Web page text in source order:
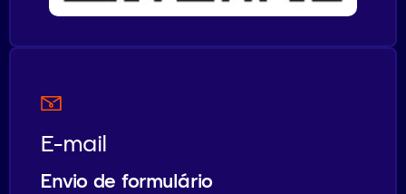
E-mail
Envio de formulário